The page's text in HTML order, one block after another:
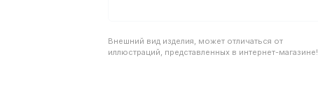
Внешний вид изделия, может отличаться от
иллюстраций, представленных в интернет-магазине!